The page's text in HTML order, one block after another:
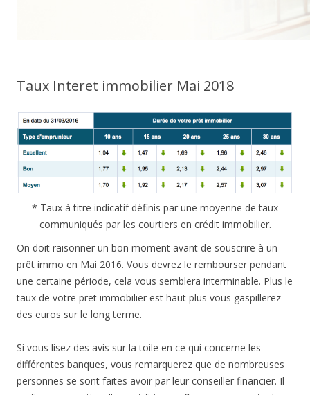
Taux Interet immobilier Mai 2018
* Taux à titre indicatif définis par une moyenne de taux
communiqués par les courtiers en crédit immobilier.
On doit raisonner un bon moment avant de souscrire à un
prêt immo en Mai 2016. Vous devrez le rembourser pendant
une certaine période, cela vous semblera interminable. Plus le
taux de votre pret immobilier est haut plus vous gaspillerez
des euros sur le long terme.
Si vous lisez des avis sur la toile en ce qui concerne les
différentes banques, vous remarquerez que de nombreuses
personnes se sont faites avoir par leur conseiller financier. Il